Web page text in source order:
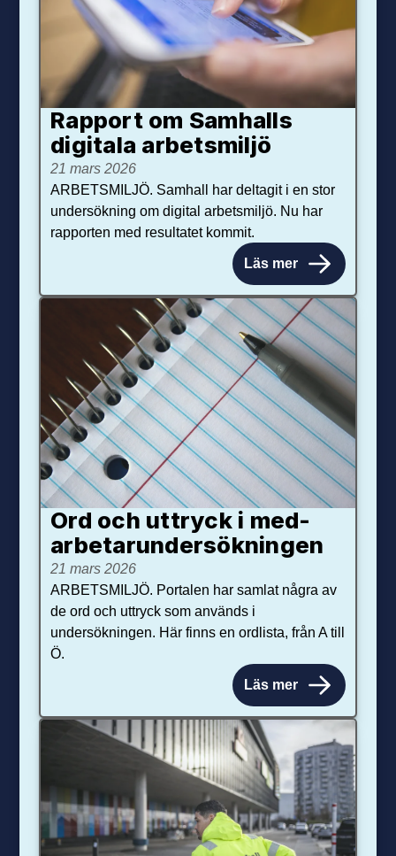
Rapport om Samhalls
digitala arbetsmiljö
21 mars 2026
ARBETSMILJÖ. Samhall har deltagit i en stor
undersökning om digital arbetsmiljö. Nu har
rapporten med resultatet kommit.
Läs mer
Ord och uttryck i med­­
arbetar­­under­sökningen
21 mars 2026
ARBETSMILJÖ. Portalen har samlat några av
de ord och uttryck som används i
undersökningen. Här finns en ordlista, från A till
Ö.
Läs mer